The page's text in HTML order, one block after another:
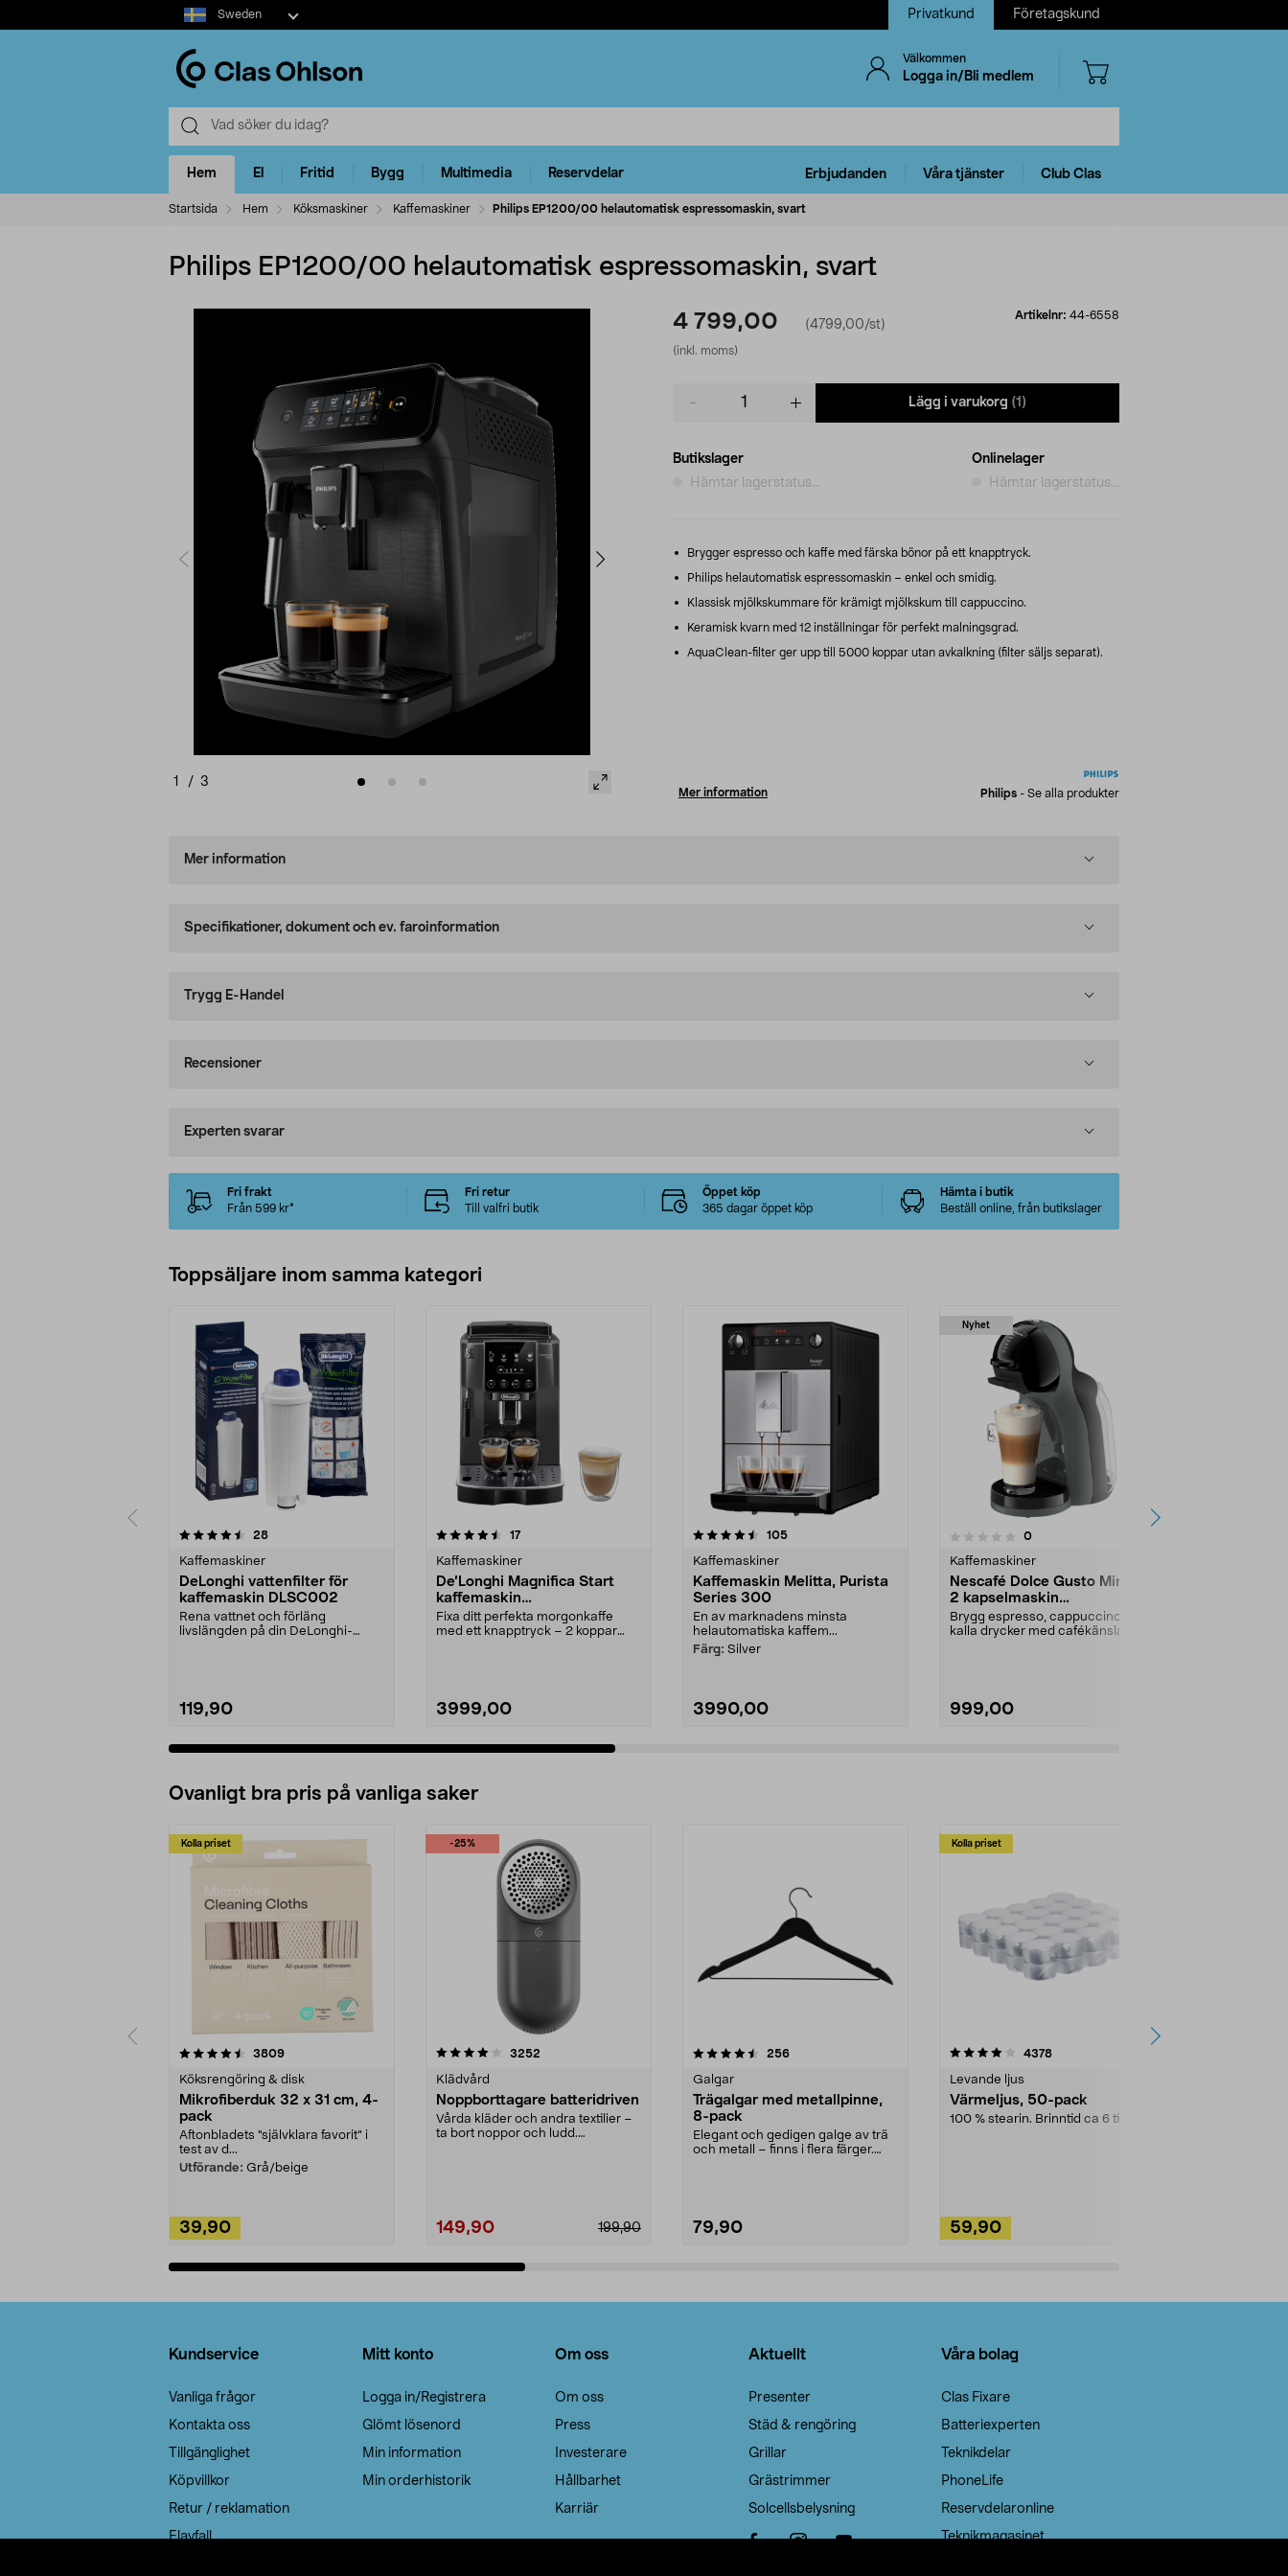
Select
market
Sweden Privatkund Företagskund
Välkommen
Logga in/Bli medlem
Hem El Fritid Bygg Multimedia Reservdelar Erbjudanden Våra tjänster Club Clas
Startsida Hem Köksmaskiner Kaffemaskiner Philips EP1200/00 helautomatisk espressomaskin, svart
Philips EP1200/00 helautomatisk espressomaskin, svart
1 / 3
4 799,00 (4799,00/st)
(inkl. moms)
Artikelnr: 44-6558
Lägg i varukorg (1)
Butikslager
Hämtar lagerstatus...
Onlinelager
Hämtar lagerstatus...
Brygger espresso och kaffe med färska bönor på ett knapptryck.
Philips helautomatisk espressomaskin – enkel och smidig.
Klassisk mjölkskummare för krämigt mjölkskum till cappuccino.
Keramisk kvarn med 12 inställningar för perfekt malningsgrad.
AquaClean-filter ger upp till 5000 koppar utan avkalkning (filter säljs separat).
Mer information Philips - Se alla produkter
Mer information
Specifikationer, dokument och ev. faroinformation
Trygg E-Handel
Recensioner
Experten svarar
Fri frakt
Från 599 kr*
Fri retur
Till valfri butik
Öppet köp
365 dagar öppet köp
Hämta i butik
Beställ online, från butikslager
Toppsäljare inom samma kategori
28recensioner
Kaffemaskiner
DeLonghi vattenfilter för
kaffemaskin DLSC002
Rena vattnet och förläng
livslängden på din DeLonghi-
119,90
4.5 av 5 stjärnor 17recensioner
Kaffemaskiner
De’Longhi Magnifica Start
kaffemaskin
ECAM220.22.GB
Fixa ditt perfekta morgonkaffe
med ett knapptryck – 2 koppar
3999,00
4.5 av 5 stjärnor 105recensioner
Kaffemaskiner
Kaffemaskin Melitta, Purista
Series 300
En av marknadens minsta
helautomatiska kaffem...
Färg: Silver
3990,00
Nyhet
0.0 av 5 stjärnor 0recensioner
Kaffemaskiner
Nescafé Dolce Gusto Mini Me
2 kapselmaskin
helautomatisk
Brygg espresso, cappuccino och
kalla drycker med cafékänsla
999,00
4.5 av 5 stjärnor
Ovanligt bra pris på vanliga saker
Kolla priset
3809recensioner
Köksrengöring & disk
Mikrofiberduk 32 x 31 cm, 4-
pack
Aftonbladets "självklara favorit” i
test av d...
Utförande: Grå/beige
39,90
-25%
4.0av 5 stjärnor 3252
Klädvård
Noppborttagare batteridriven
Vårda kläder och andra textilier –
ta bort noppor och ludd.
199,90
149,90
4.5av 5 stjärnor 256recensioner
Galgar
Trägalgar med metallpinne,
8-pack
Elegant och gedigen galge av trä
och metall – finns i flera färger.
79,90
Kolla priset
4.0av 5 stjärnor 4378recensioner
Levande ljus
Värmeljus, 50-pack
100 % stearin. Brinntid ca 6 tim.
59,90
4.5av 5 stjärnor
Kundservice
Vanliga frågor
Kontakta oss
Tillgänglighet
Köpvillkor
Retur / reklamation
Elavfall
Mitt konto
Logga in/Registrera
Glömt lösenord
Min information
Min orderhistorik
Om oss
Om oss
Press
Investerare
Hållbarhet
Karriär
Aktuellt
Presenter
Städ & rengöring
Grillar
Grästrimmer
Solcellsbelysning
Våra bolag
Clas Fixare
Batteriexperten
Teknikdelar
PhoneLife
Reservdelaronline
Teknikmagasinet